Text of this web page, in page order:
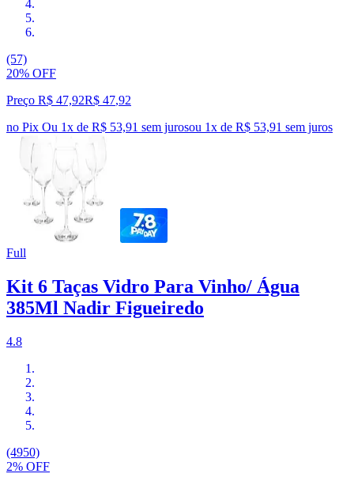
(57)
20% OFF
Preço R$ 47,92R$ 47,92
no Pix Ou 1x de R$ 53,91 sem jurosou 1x de R$ 53,91 sem juros
Full
Kit 6 Taças Vidro Para Vinho/ Água
385Ml Nadir Figueiredo
4.8
(4950)
2% OFF